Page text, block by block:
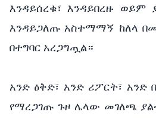
እንዳይሰረቁ፣ እንዳይበረዙ
እንዳይጋለጡ አስተማማኝ ከለላ
በተግባር አረጋግጧል።
አንድ ዕቅድ፣ አንድ ሪፖርት፣ አንድ
የማረጋገጡ ጉዞ ሌላው መገለጫ